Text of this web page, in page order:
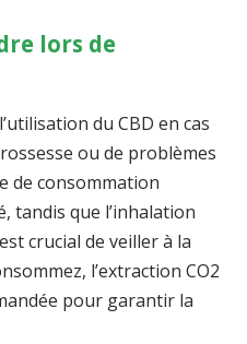
lors de
du CBD en cas
ou de problèmes
de consommation
tandis que l’inhalation
crucial de veiller à la
l’extraction CO2
pour garantir la